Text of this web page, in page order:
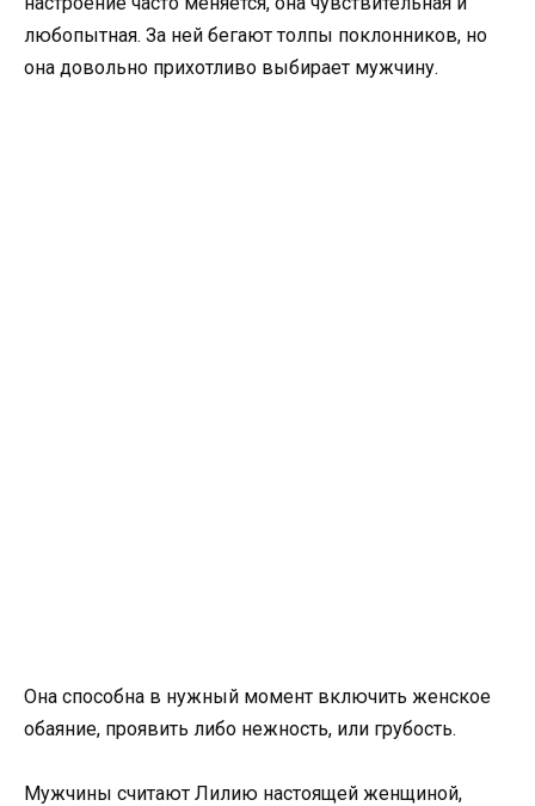
любопытная. За ней бегают толпы поклонников, но
она довольно прихотливо выбирает мужчину.
Она способна в нужный момент включить женское
обаяние, проявить либо нежность, или грубость.
Мужчины считают Лилию настоящей женщиной,